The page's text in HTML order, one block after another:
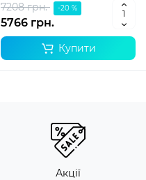
7208 грн. -20 %
5766 грн.
Купити
Акції